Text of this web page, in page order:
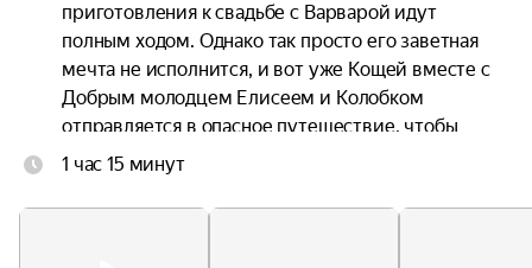
приготовления к свадьбе с Варварой идут
полным ходом. Однако так просто его заветная
мечта не исполнится, и вот уже Кощей вместе с
Добрым молодцем Елисеем и Колобком
отправляется в опасное путешествие, чтобы
спасти любимую.
1 час 15 минут